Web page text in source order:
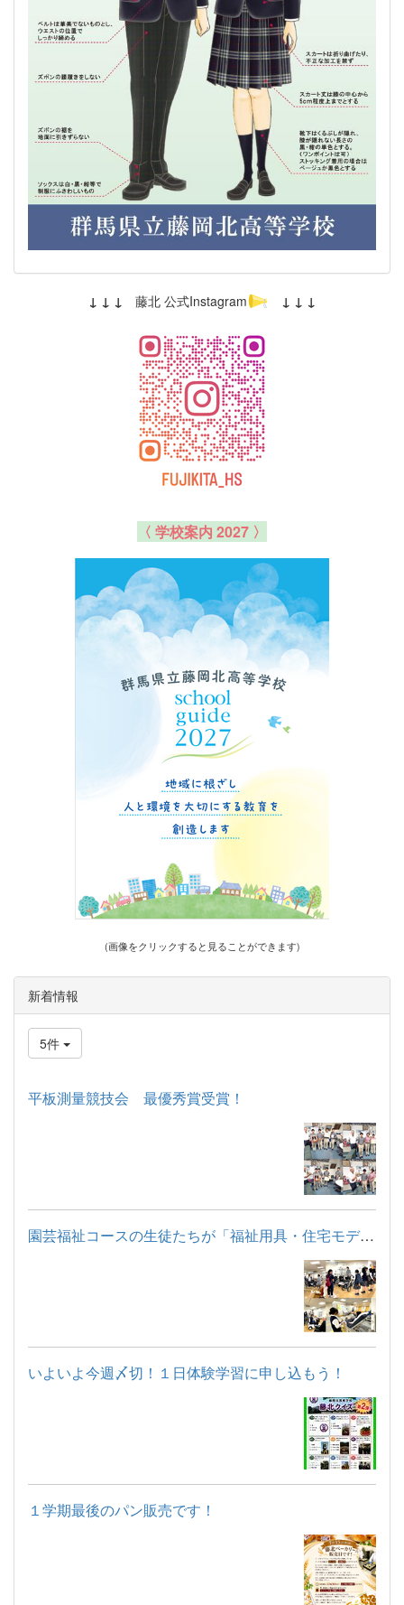
↓ ↓ ↓ 藤北 公式Instagram ↓ ↓ ↓
〈 学校案内 2027 〉
(画像をクリックすると見ることができます)
新着情報
5件
平板測量競技会 最優秀賞受賞！
園芸福祉コースの生徒たちが「福祉用具・住宅モデルルーム見学」...
いよいよ今週〆切！１日体験学習に申し込もう！
１学期最後のパン販売です！